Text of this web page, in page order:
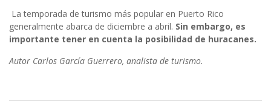
La temporada de turismo más popular en Puerto Rico
generalmente abarca de diciembre a abril. Sin embargo, es
importante tener en cuenta la posibilidad de huracanes.
Autor Carlos García Guerrero, analista de turismo.